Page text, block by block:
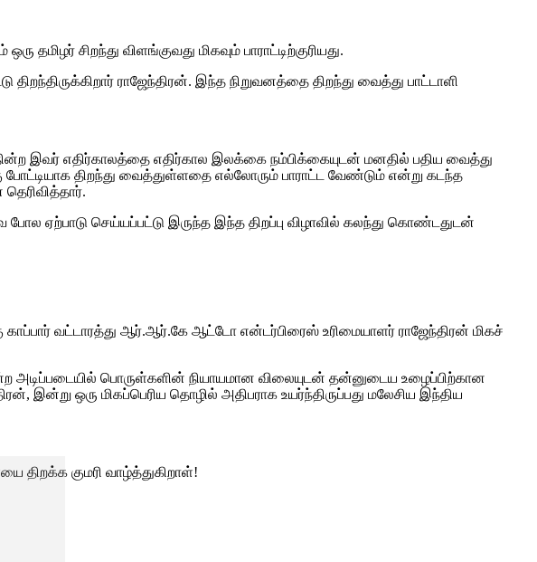
சிறந்து விளங்குவது மிகவும் பாராட்டிற்குரியது.
ராஜேந்திரன். இந்த நிறுவனத்தை திறந்து வைத்து பாட்டாளி
நின்ற இவர் எதிர்காலத்தை எதிர்கால இலக்கை நம்பிக்கையுடன் மனதில் பதிய வைத்து
போட்டியாக திறந்து வைத்துள்ளதை எல்லோரும் பாராட்ட வேண்டும் என்று கடந்த
போல ஏற்பாடு செய்யப்பட்டு இருந்த இந்த திறப்பு விழாவில் கலந்து கொண்டதுடன்
வட்டாரத்து ஆர்.ஆர்.கே ஆட்டோ என்டர்பிரைஸ் உரிமையாளர் ராஜேந்திரன் மிகச்
பொருள்களின் நியாயமான விலையுடன் தன்னுடைய உழைப்பிற்கான
ஒரு மிகப்பெரிய தொழில் அதிபராக உயர்ந்திருப்பது மலேசிய இந்திய
குமரி வாழ்த்துகிறாள்!